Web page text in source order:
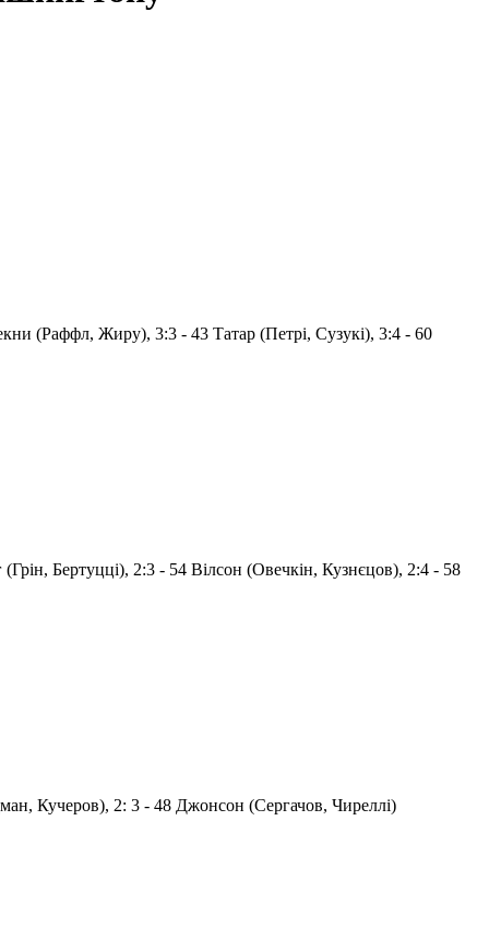
(Раффл, Жиру), 3:3 - 43 Татар (Петрі, Сузукі), 3:4 - 60
Бертуцці), 2:3 - 54 Вілсон (Овечкін, Кузнєцов), 2:4 - 58
Кучеров), 2: 3 - 48 Джонсон (Сергачов, Чиреллі)